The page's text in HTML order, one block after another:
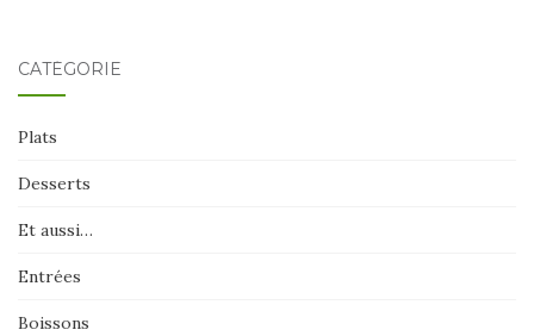
CATÉGORIE
Plats
Desserts
Et aussi…
Entrées
Boissons